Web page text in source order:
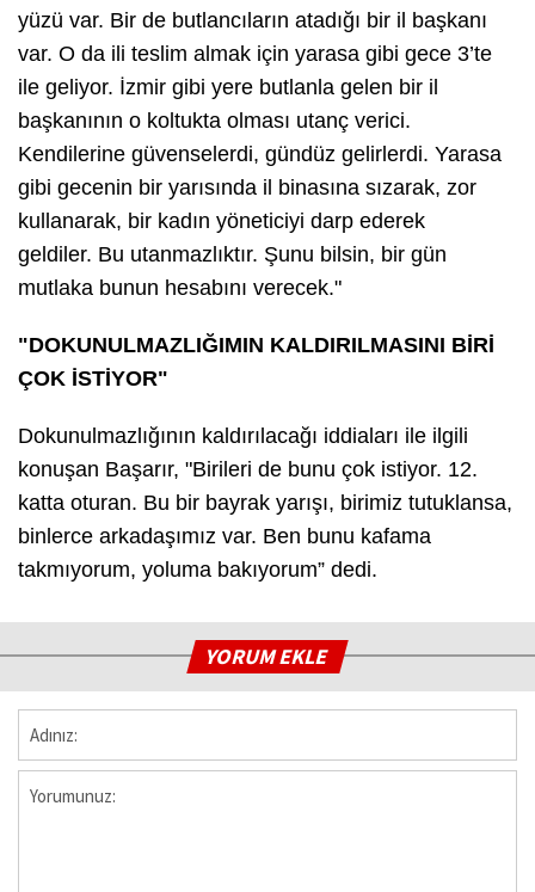
yüzü var. Bir de butlancıların atadığı bir il başkanı
var. O da ili teslim almak için yarasa gibi gece 3’te
ile geliyor. İzmir gibi yere butlanla gelen bir il
başkanının o koltukta olması utanç verici.
Kendilerine güvenselerdi, gündüz gelirlerdi. Yarasa
gibi gecenin bir yarısında il binasına sızarak, zor
kullanarak, bir kadın yöneticiyi darp ederek
geldiler. Bu utanmazlıktır. Şunu bilsin, bir gün
mutlaka bunun hesabını verecek."
"DOKUNULMAZLIĞIMIN KALDIRILMASINI BİRİ
ÇOK İSTİYOR"
Dokunulmazlığının kaldırılacağı iddiaları ile ilgili
konuşan Başarır, "Birileri de bunu çok istiyor. 12.
katta oturan. Bu bir bayrak yarışı, birimiz tutuklansa,
binlerce arkadaşımız var. Ben bunu kafama
takmıyorum, yoluma bakıyorum” dedi.
YORUM EKLE